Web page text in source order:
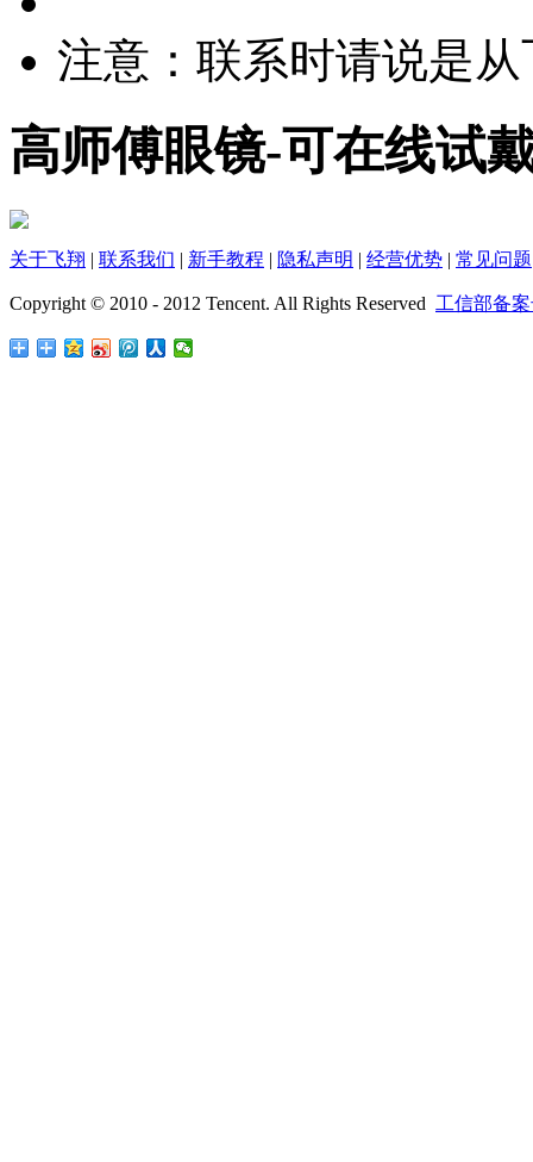
注意：联系时请说是
高师傅眼镜-可在线试
关于飞翔 | 联系我们 | 新手教程 | 隐私声明 | 经营优势 | 常见问题
Copyright © 2010 - 2012 Tencent. All Rights Reserved 工信部备